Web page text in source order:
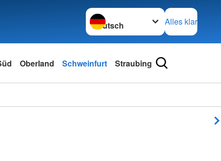
Sprache wechseln zu
Alles klar
Oberland Schweinfurt Straubing